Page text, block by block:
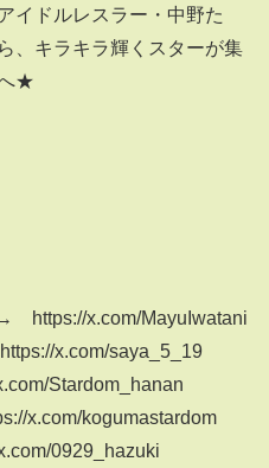
イドルレスラー・中野た
、キラキラ輝くスターが集
★
https://x.com/MayuIwatani
x.com/saya_5_19
Stardom_hanan
x.com/kogumastardom
0929_hazuki